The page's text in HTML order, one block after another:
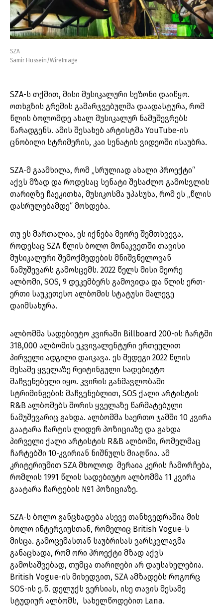
SZA
Samir Hussein/WireImage
SZA-ს თქმით, მისი მუსიკალური სეზონი დაიწყო.
ოთხგზის გრემის გამარჯვებულმა დაადასტურა, რომ
წლის ბოლომდე ახალ მუსიკალურ ნამუშევრებს
წარადგენს. ამის შესახებ არტისტმა YouTube-ის
ცნობილი სტრიმერის, კაი სენატის ვიდეოში ისაუბრა.
SZA-მ გაამხილა, რომ „სრულიად ახალი პროექტი“
აქვს მზად და როდესაც სენატი შესაძლო გამოსვლის
თარიღზე ჩაეკითხა, მუსიკოსმა უპასუხა, რომ ეს „წლის
დასრულებამდე“ მოხდება.
თუ ეს მართალია, ეს იქნება მეორე შემთხვევა,
როდესაც SZA წლის ბოლო მონაკვეთში თავისი
მუსიკალური შემოქმედების მნიშვნელოვან
ნამუშევარს გამოსცემს. 2022 წელს მისი მეორე
ალბომი, SOS, 9 დეკემბერს გამოვიდა და წლის ერთ-
ერთი საუკეთესო ალბომის სტატუსი მალევე
დაიმსახურა.
ალბომმა სადებიუტო კვირაში Billboard 200-ის ჩარტში
318,000 ალბომის ეკვივალენტური ერთეულით
პირველი ადგილი დაიკავა. ეს შედეგი 2022 წლის
მესამე ყველაზე რეიტინგული სადებიუტო
მაჩვენებელი იყო. კვირის განმავლობაში
სტრიმინგების მაჩვენებლით, SOS ქალი არტისტის
R&B ალბომებს შორის ყველაზე წარმატებული
ნამუშევარიც გახდა. ალბომმა საერთო ჯამში 10 კვირა
გაატარა ჩარტის ლიდერ პოზიციაზე და გახდა
პირველი ქალი არტისტის R&B ალბომი, რომელმაც
ჩარტებში 10-კვირიან ნიშნულს მიაღწია. ამ
კრიტერიუმით SZA მხოლოდ მერაია კერის ჩამორჩება,
რომლის 1991 წლის სადებიუტო ალბომმა 11 კვირა
გაატარა ჩარტების №1 პოზიციაზე.
SZA-ს ბოლო განცხადება ასევე თანხვედრაშია მის
ბოლო ინტერვიუსთან, რომელიც British Vogue-ს
მისცა. გამოცემასთან საუბრისას ვარსკვლავმა
განაცხადა, რომ ორი პროექტი მზად აქვს
გამოსაშვებად, თუმცა თარიღები არ დაუსახელებია.
British Vogue-ის მიხედვით, SZA ამზადებს როგორც
SOS-ის ე.წ. დელუქს ვერსიას, ისე თავის მესამე
სტუდიურ ალბომს, სახელწოდებით Lana.